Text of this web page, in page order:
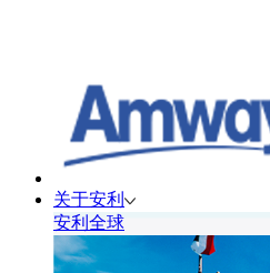
关于安利
安利全球